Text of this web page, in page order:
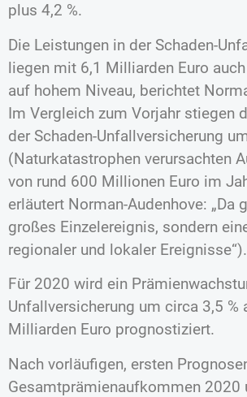
plus 4,2 %.
Die Leistungen in der Schaden-
liegen mit 6,1 Milliarden Euro
auf hohem Niveau, berichtet
Im Vergleich zum Vorjahr stiegen
der Schaden-Unfallversicherung
(Naturkatastrophen verursachten
von rund 600 Millionen Euro im
erläutert Norman-Audenhove: „Da
großes Einzelereignis, sondern
regionaler und lokaler Ereignisse“).
Für 2020 wird ein
Unfallversicherung um circa 3,5 %
Milliarden Euro prognostiziert.
Nach vorläufigen, ersten
Gesamtprämienaufkommen 2020